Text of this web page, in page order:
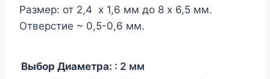
Размер: от 2,4 х 1,6 мм до 8 х 6,5 мм.
Отверстие ~ 0,5-0,6 мм.
Выбор Диаметра: : 2 мм